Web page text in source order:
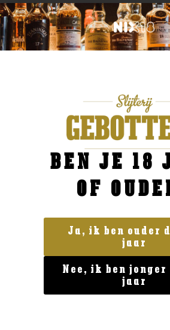
Geen categorie
Enate 234 Chardonnay
29,99
BEN JE 18
OF
Ja, ik ben ouder
jaar
Nee, ik ben jonger
jaar